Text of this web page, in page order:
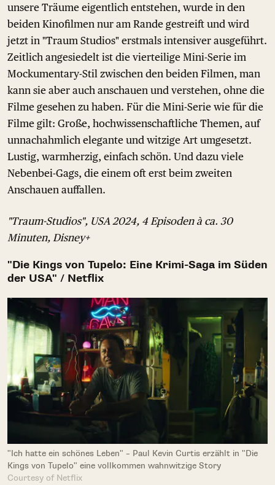
unsere Träume eigentlich entstehen, wurde in den
beiden Kinofilmen nur am Rande gestreift und wird
jetzt in "Traum Studios" erstmals intensiver ausgeführt.
Zeitlich angesiedelt ist die vierteilige Mini-Serie im
Mockumentary-Stil zwischen den beiden Filmen, man
kann sie aber auch anschauen und verstehen, ohne die
Filme gesehen zu haben. Für die Mini-Serie wie für die
Filme gilt: Große, hochwissenschaftliche Themen, auf
unnachahmlich elegante und witzige Art umgesetzt.
Lustig, warmherzig, einfach schön. Und dazu viele
Nebenbei-Gags, die einem oft erst beim zweiten
Anschauen auffallen.
"Traum-Studios", USA 2024, 4 Episoden à ca. 30
Minuten, Disney+
"Die Kings von Tupelo: Eine Krimi-Saga im Süden
der USA" / Netflix
"Ich hatte ein schönes Leben" – Paul Kevin Curtis erzählt in "Die
Kings von Tupelo" eine vollkommen wahnwitzige Story
Courtesy of Netflix